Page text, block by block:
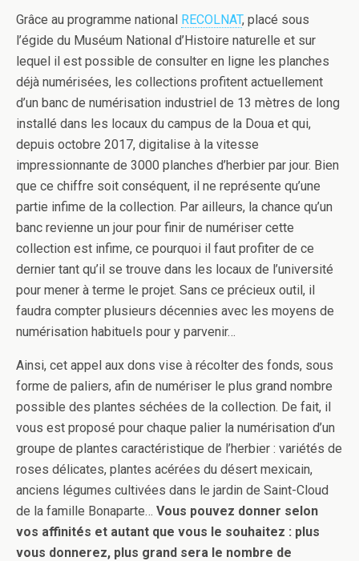
Grâce au programme national RECOLNAT, placé sous
l’égide du Muséum National d’Histoire naturelle et sur
lequel il est possible de consulter en ligne les planches
déjà numérisées, les collections profitent actuellement
d’un banc de numérisation industriel de 13 mètres de long
installé dans les locaux du campus de la Doua et qui,
depuis octobre 2017, digitalise à la vitesse
impressionnante de 3000 planches d’herbier par jour. Bien
que ce chiffre soit conséquent, il ne représente qu’une
partie infime de la collection. Par ailleurs, la chance qu’un
banc revienne un jour pour finir de numériser cette
collection est infime, ce pourquoi il faut profiter de ce
dernier tant qu’il se trouve dans les locaux de l’université
pour mener à terme le projet. Sans ce précieux outil, il
faudra compter plusieurs décennies avec les moyens de
numérisation habituels pour y parvenir…
Ainsi, cet appel aux dons vise à récolter des fonds, sous
forme de paliers, afin de numériser le plus grand nombre
possible des plantes séchées de la collection. De fait, il
vous est proposé pour chaque palier la numérisation d’un
groupe de plantes caractéristique de l’herbier : variétés de
roses délicates, plantes acérées du désert mexicain,
anciens légumes cultivées dans le jardin de Saint-Cloud
de la famille Bonaparte… Vous pouvez donner selon
vos affinités et autant que vous le souhaitez : plus
vous donnerez, plus grand sera le nombre de